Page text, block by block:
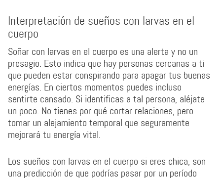
Interpretación de sueños con larvas en el
cuerpo
Soñar con larvas en el cuerpo es una alerta y no un
presagio. Esto indica que hay personas cercanas a ti
que pueden estar conspirando para apagar tus buenas
energías. En ciertos momentos puedes incluso
sentirte cansado. Si identificas a tal persona, aléjate
un poco. No tienes por qué cortar relaciones, pero
tomar un alejamiento temporal que seguramente
mejorará tu energía vital.
Los sueños con larvas en el cuerpo si eres chica, son
una predicción de que podrías pasar por un período